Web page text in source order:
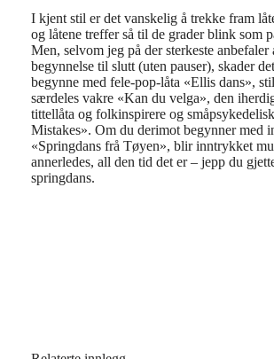
I kjent stil er det vanskelig å trekke fram
og låtene treffer så til de grader blink som
Men, selvom jeg på der sterkeste anbefaler
begynnelse til slutt (uten pauser), skader
begynne med fele-pop-låta «Ellis dans»,
særdeles vakre «Kan du velga», den
tittellåta og folkinspirere og
Mistakes». Om du derimot begynner med
«Springdans frå Tøyen», blir inntrykket
annerledes, all den tid det er – jepp du
springdans.